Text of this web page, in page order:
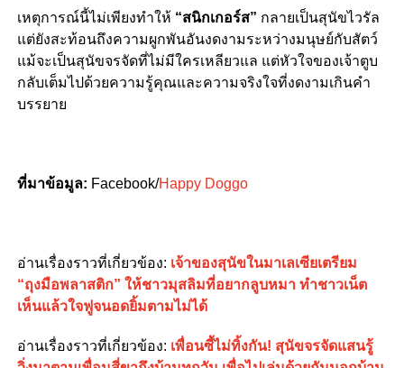
เหตุการณ์นี้ไม่เพียงทำให้ “สนิกเกอร์ส” กลายเป็นสุนัขไวรัล
แต่ยังสะท้อนถึงความผูกพันอันงดงามระหว่างมนุษย์กับสัตว์
แม้จะเป็นสุนัขจรจัดที่ไม่มีใครเหลียวแล แต่หัวใจของเจ้าตูบ
กลับเต็มไปด้วยความรู้คุณและความจริงใจที่งดงามเกินคำ
บรรยาย
ที่มาข้อมูล: Facebook/Happy Doggo
อ่านเรื่องราวที่เกี่ยวข้อง: เจ้าของสุนัขในมาเลเซียเตรียม
“ถุงมือพลาสติก” ให้ชาวมุสลิมที่อยากลูบหมา ทำชาวเน็ต
เห็นแล้วใจฟูจนอดยิ้มตามไม่ได้
อ่านเรื่องราวที่เกี่ยวข้อง: เพื่อนซี้ไม่ทิ้งกัน! สุนัขจรจัดแสนรู้